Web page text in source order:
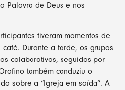
Palavra de Deus e nos
tiveram momentos de
Durante a tarde, os grupos
colaborativos, seguidos por
também conduziu o
sobre a “Igreja em saída”. A